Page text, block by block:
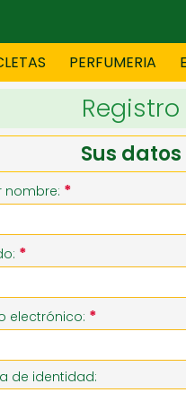
PERFUMERIA
Sus
nombre: *
*
electrónico: *
de identidad: